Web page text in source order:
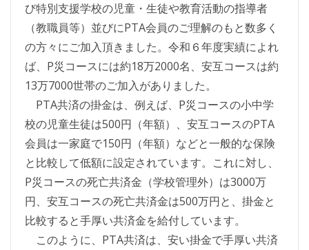
び特別支援学校の児童・生徒や教育活動の指導者
（教職員等）並びにPTA会員のご理解のもと数多く
の方々にご加入頂きました。令和６年度実績によれ
ば、P災コースには約18万2000名、安互コースは約
13万7000世帯のご加入がありました。
PTA共済の掛金は、例えば、P災コースの小中学
校の児童生徒は500円（年額）、安互コースのPTA
会員は一家庭で150円（年額）などと一般的な保険
と比較して低額に設定されています。これに対し、
P災コースの死亡共済金（学校管理外）は3000万
円、安互コースの死亡共済金は500万円と、掛金と
比較すると手厚い共済金を給付しています。
このように、PTA共済は、安い掛金で手厚い共済